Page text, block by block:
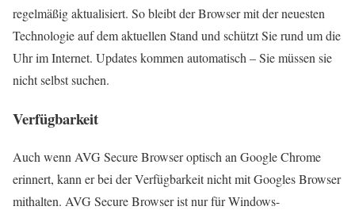
regelmäßig aktualisiert. So bleibt der Browser mit der neuesten
Technologie auf dem aktuellen Stand und schützt Sie rund um die
Uhr im Internet. Updates kommen automatisch – Sie müssen sie
nicht selbst suchen.
Verfügbarkeit
Auch wenn AVG Secure Browser optisch an Google Chrome
erinnert, kann er bei der Verfügbarkeit nicht mit Googles Browser
mithalten. AVG Secure Browser ist nur für Windows-